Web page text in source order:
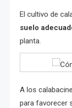
El cultivo de
suelo
planta.
A los
para favorecer